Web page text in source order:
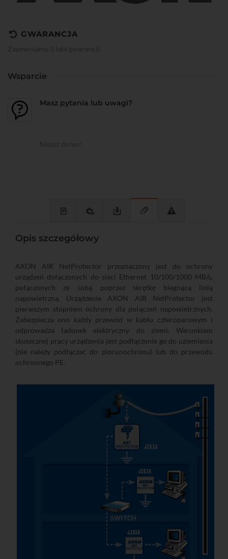
GWARANCJA
Wsparcie
Masz pytania lub uwagi?
Opis szczegółowy
AXON AIR NetProtector przeznaczony jest do ochrony
urządzeń dołączonych do sieci Ethernet 10/100/1000 MB/s,
połączonych ze sobą poprzez skrętkę biegnącą linią
napowietrzną. Urządzenie AXON AIR NetProtector jest
pierwszym stopniem ochrony dla połączeń napowietrznych.
Zabezpiecza ono każdy przewód w kablu czteroparowym i
odprowadza ładunek elektryczny do ziemi. Warunkiem
skutecznej pracy urządzenia jest podłączenie go do uziemienia
(nie należy podłączać do piorunochronu) lub do przewodu
ochronnego PE.